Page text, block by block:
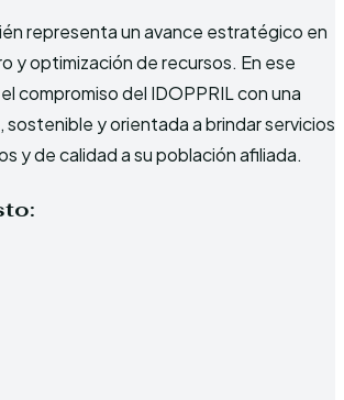
representa un avance estratégico en
y optimización de recursos. En ese
compromiso del IDOPPRIL con una
y orientada a brindar servicios
y de calidad a su población afiliada.